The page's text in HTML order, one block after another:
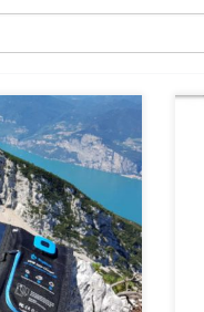
leichteren und
28 Watt
Gerät
2 Ampere